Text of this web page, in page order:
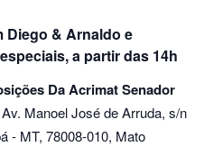
Diego & Arnaldo e
a partir das 14h
Da Acrimat Senador
Av. Manoel José de Arruda, s/n
- MT, 78008-010, Mato